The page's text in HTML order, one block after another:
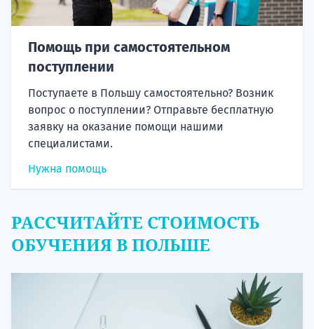
Помощь при самостоятельном
поступлении
Поступаете в Польшу самостоятельно? Возник
вопрос о поступлении? Отправьте бесплатную
заявку на оказание помощи нашими
специалистами.
Нужна помощь
РАССЧИТАЙТЕ СТОИМОСТЬ
ОБУЧЕНИЯ В ПОЛЬШЕ